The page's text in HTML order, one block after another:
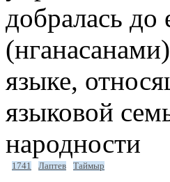
добралась до
языке,
языковой
народности
1741 Лаптев Таймыр